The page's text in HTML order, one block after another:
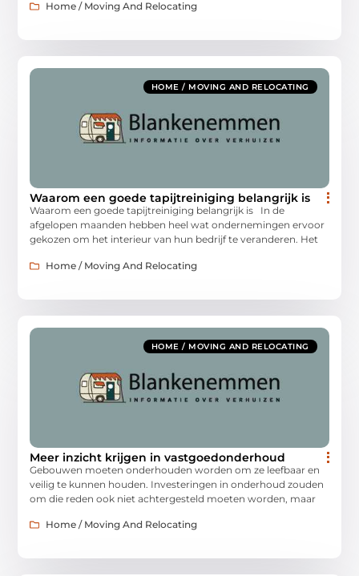
Home / Moving And Relocating
HOME / MOVING AND RELOCATING
Waarom een goede tapijtreiniging belangrijk is
Waarom een goede tapijtreiniging belangrijk is In de
afgelopen maanden hebben heel wat ondernemingen ervoor
gekozen om het interieur van hun bedrijf te veranderen. Het
Home / Moving And Relocating
HOME / MOVING AND RELOCATING
Meer inzicht krijgen in vastgoedonderhoud
Gebouwen moeten onderhouden worden om ze leefbaar en
veilig te kunnen houden. Investeringen in onderhoud zouden
om die reden ook niet achtergesteld moeten worden, maar
Home / Moving And Relocating